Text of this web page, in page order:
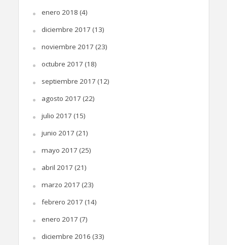
enero 2018 (4)
diciembre 2017 (13)
noviembre 2017 (23)
octubre 2017 (18)
septiembre 2017 (12)
agosto 2017 (22)
julio 2017 (15)
junio 2017 (21)
mayo 2017 (25)
abril 2017 (21)
marzo 2017 (23)
febrero 2017 (14)
enero 2017 (7)
diciembre 2016 (33)